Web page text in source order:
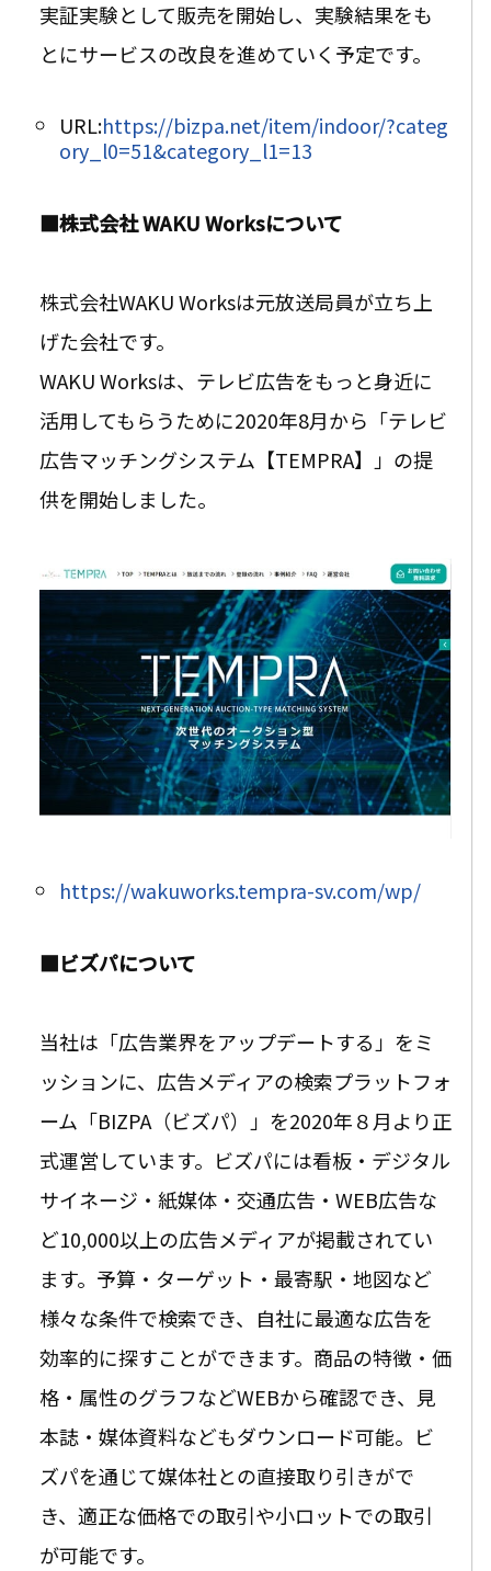
実証実験として販売を開始し、実験結果をも
とにサービスの改良を進めていく予定です。
URL:https://bizpa.net/item/indoor/?categ
ory_l0=51&category_l1=13
■株式会社 WAKU Worksについて
株式会社WAKU Worksは元放送局員が立ち上
げた会社です。
WAKU Worksは、テレビ広告をもっと身近に
活用してもらうために2020年8月から「テレビ
広告マッチングシステム【TEMPRA】」の提
供を開始しました。
https://wakuworks.tempra-sv.com/wp/
■ビズパについて
当社は「広告業界をアップデートする」をミ
ッションに、広告メディアの検索プラットフォ
ーム「BIZPA（ビズパ）」を2020年８月より正
式運営しています。ビズパには看板・デジタル
サイネージ・紙媒体・交通広告・WEB広告な
ど10,000以上の広告メディアが掲載されてい
ます。予算・ターゲット・最寄駅・地図など
様々な条件で検索でき、自社に最適な広告を
効率的に探すことができます。商品の特徴・価
格・属性のグラフなどWEBから確認でき、見
本誌・媒体資料などもダウンロード可能。ビ
ズパを通じて媒体社との直接取り引きがで
き、適正な価格での取引や小ロットでの取引
が可能です。